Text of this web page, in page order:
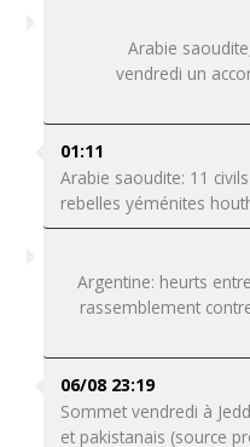
Arabie
vendredi un
01:11
Arabie saoudite: 11
rebelles yéménites
Argentine: heurts
rassemblement
06/08 23:19
Sommet vendredi à
et pakistanais (source